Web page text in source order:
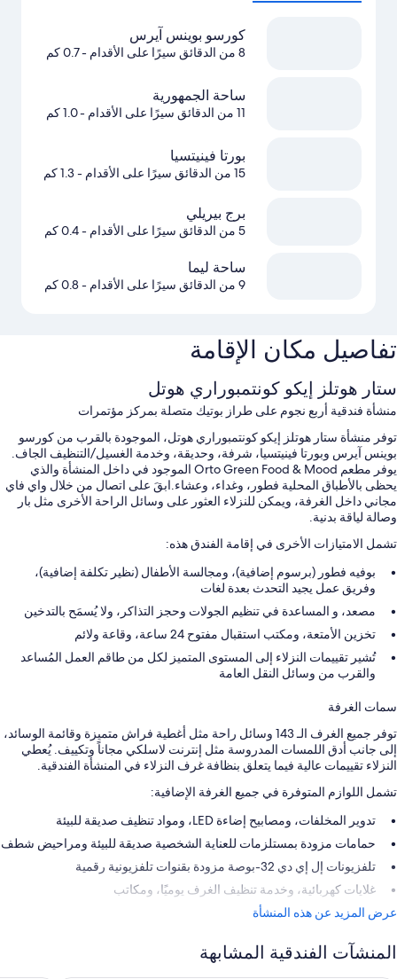
كورسو بوينس آيرس
8 من الدقائق سيرًا على الأقدام - 0.7 كم
ساحة الجمهورية
11 من الدقائق سيرًا على الأقدام - 1.0 كم
بورتا فينيتسيا
15 من الدقائق سيرًا على الأقدام - 1.3 كم
برج بيريلي
5 من الدقائق سيرًا على الأقدام - 0.4 كم
ساحة ليما
9 من الدقائق سيرًا على الأقدام - 0.8 كم
تفاصيل مكان الإقامة
ستار هوتلز إيكو كونتمبوراري هوتل
منشأة فندقية أربع نجوم على طراز بوتيك متصلة بمركز مؤتمرات
توفر منشأة ستار هوتلز إيكو كونتمبوراري هوتل، الموجودة بالقرب من كورسو
بوينس آيرس وبورتا فينيتسيا، شرفة، وحديقة، وخدمة الغسيل/التنظيف الجاف.
يوفر مطعم Orto Green Food & Mood الموجود في داخل المنشأة والذي
يحظى بالأطباق المحلية فطور، وغداء، وعشاء.ابقَ على اتصال من خلال واي فاي
مجاني داخل الغرفة، ويمكن للنزلاء العثور على وسائل الراحة الأخرى مثل بار
وصالة لياقة بدنية.
تشمل الامتيازات الأخرى في إقامة الفندق هذه:
بوفيه فطور (برسوم إضافية)، ومجالسة الأطفال (نظير تكلفة إضافية)،
وفريق عمل يجيد التحدث بعدة لغات
مصعد، و المساعدة في تنظيم الجولات وحجز التذاكر، ولا يُسمَح بالتدخين
تخزين الأمتعة، ومكتب استقبال مفتوح 24 ساعة، وقاعة ولائم
تُشير تقييمات النزلاء إلى المستوى المتميز لكل من طاقم العمل المُساعد
والقرب من وسائل النقل العامة
سمات الغرفة
توفر جميع الغرف الـ 143 وسائل راحة مثل أغطية فراش متميزة وقائمة الوسائد،
إلى جانب أدق اللمسات المدروسة مثل إنترنت لاسلكي مجاناً وتكييف. يُعطي
النزلاء تقييمات عالية فيما يتعلق بنظافة غرف النزلاء في المنشأة الفندقية.
تشمل اللوازم المتوفرة في جميع الغرفة الإضافية:
تدوير المخلفات، ومصابيح إضاءة LED، ومواد تنظيف صديقة للبيئة
حمامات مزودة بمستلزمات للعناية الشخصية صديقة للبيئة ومراحيض شطف
تلفزيونات إل إي دي 32-بوصة مزودة بقنوات تلفزيونية رقمية
غلايات كهربائية، وخدمة تنظيف الغرف يوميًا، ومكاتب
عرض المزيد عن هذه المنشأة
المنشآت الفندقية المشابهة